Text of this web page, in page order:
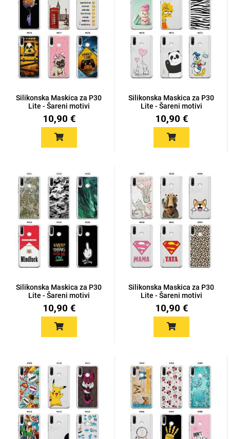
Silikonska Maskica za P30
Lite - Šareni motivi
10,90 €
Silikonska Maskica za P30
Lite - Šareni motivi
10,90 €
Silikonska Maskica za P30
Lite - Šareni motivi
10,90 €
Silikonska Maskica za P30
Lite - Šareni motivi
10,90 €
MarbleMania
Gaming motivi Crtani filmovi
Sportski motivi Obiteljski motivi